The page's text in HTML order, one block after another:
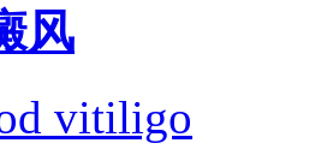
风
vitiligo